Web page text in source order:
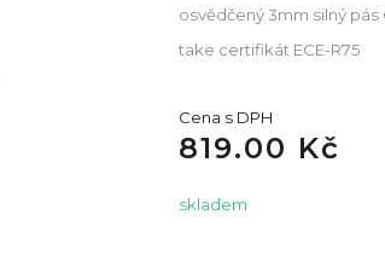
osvědčený 3mm silný
take certifikát ECE-R75
Cena s DPH
819.00 Kč
skladem